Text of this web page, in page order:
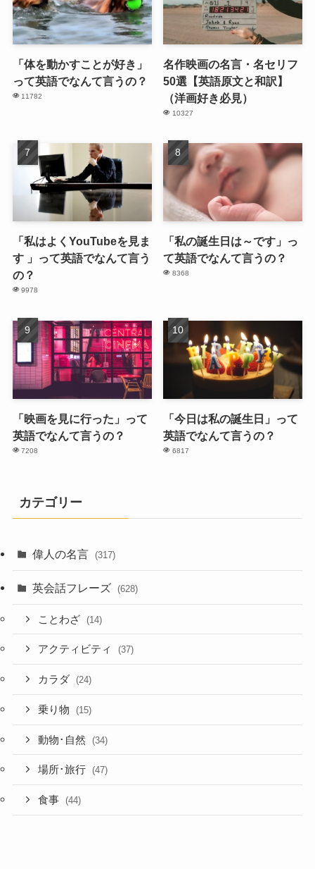
「体を動かすことが好き」
って英語でなんて言うの？
11782
名作映画の名言・名セリフ
50選【英語原文と和訳】
（洋画好き必見）
10327
「私はよくYouTubeを見ま
す 」って英語でなんて言う
の？
9978
「私の誕生日は～です」っ
て英語でなんて言うの？
8368
「映画を見に行った」って
英語でなんて言うの？
7208
「今日は私の誕生日」って
英語でなんて言うの？
6817
カテゴリー
偉人の名言 (317)
英会話フレーズ (628)
ことわざ (14)
アクティビティ (37)
カラダ (24)
乗り物 (15)
動物･自然 (34)
場所･旅行 (47)
食事 (44)